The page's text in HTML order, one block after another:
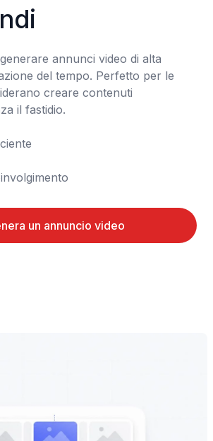
annunci video di alta
del tempo. Perfetto per le
creare contenuti
il fastidio.
un annuncio video